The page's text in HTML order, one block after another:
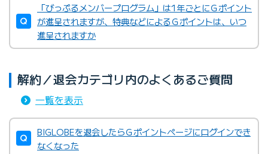
「びっぷるメンバープログラム」は1年ごとにＧポイント
が進呈されますが、特典などによるＧポイントは、いつ
進呈されますか
解約／退会カテゴリ内のよくあるご質問
一覧を表示
BIGLOBEを退会したらＧポイントページにログインでき
なくなった